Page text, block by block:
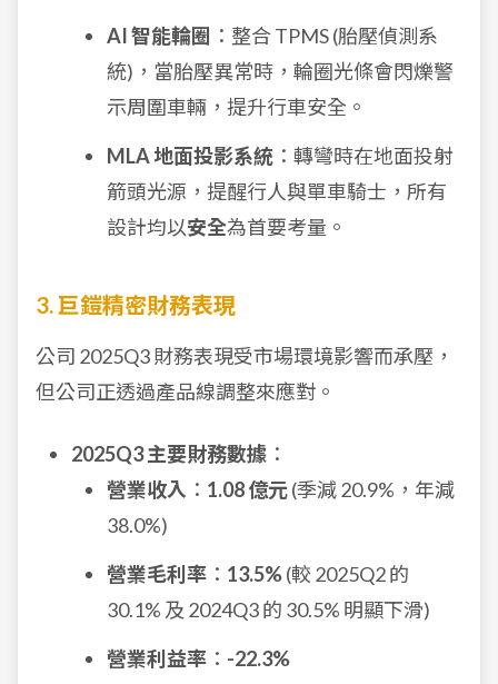
AI 智能輪圈 ：整合 TPMS (胎壓偵測系
統)，當胎壓異常時，輪圈光條會閃爍警
示周圍車輛，提升行車安全。
MLA 地面投影系統 ：轉彎時在地面投射
箭頭光源，提醒行人與單車騎士，所有
設計均以安全為首要考量。
3. 巨鎧精密財務表現
公司 2025Q3 財務表現受市場環境影響而承壓，
但公司正透過產品線調整來應對。
2025Q3 主要財務數據 ：
營業收入 ： 1.08 億元(季減 20.9%，年減
38.0%)
營業毛利率 ： 13.5%(較 2025Q2 的
30.1% 及 2024Q3 的 30.5% 明顯下滑)
營業利益率 ： -22.3%